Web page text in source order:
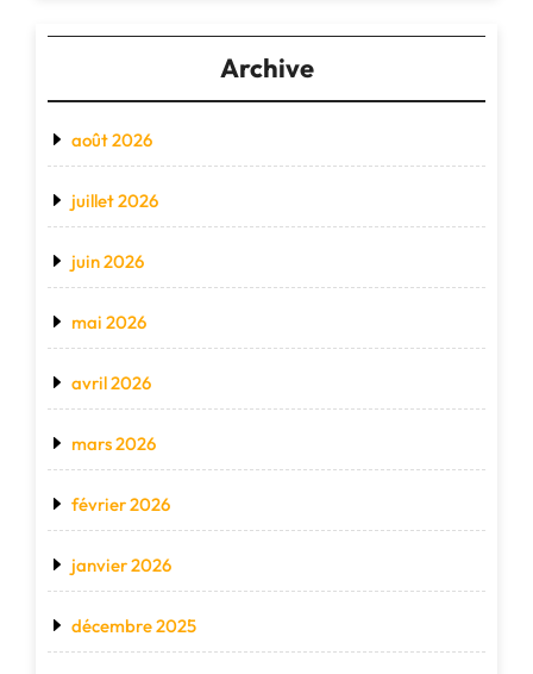
Archive
août 2026
juillet 2026
juin 2026
mai 2026
avril 2026
mars 2026
février 2026
janvier 2026
décembre 2025